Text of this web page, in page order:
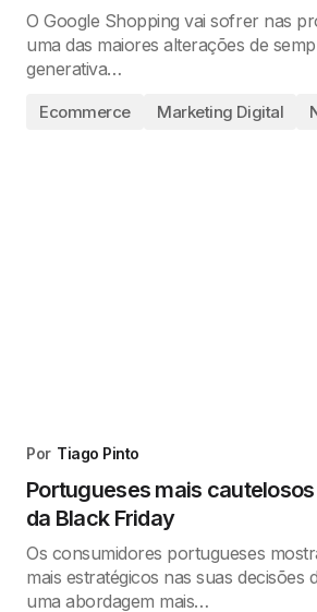
O Google Shopping vai sofrer nas
uma das maiores alterações de
generativa…
Ecommerce Marketing Digital
Por Tiago Pinto
Portugueses mais
da Black Friday
Os consumidores portugueses
mais estratégicos nas suas decisões
uma abordagem mais…